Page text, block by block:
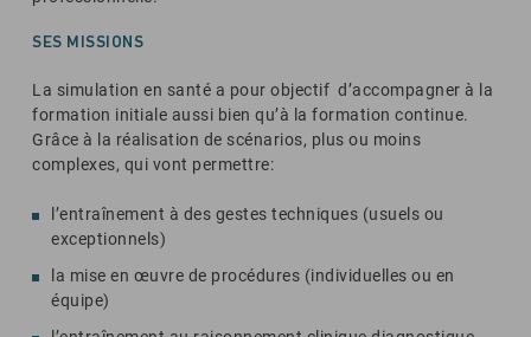
SES MISSIONS
La simulation en santé a pour objectif d’accompagner à la
formation initiale aussi bien qu’à la formation continue.
Grâce à la réalisation de scénarios, plus ou moins
complexes, qui vont permettre:
l’entraînement à des gestes techniques (usuels ou
exceptionnels)
la mise en œuvre de procédures (individuelles ou en
équipe)